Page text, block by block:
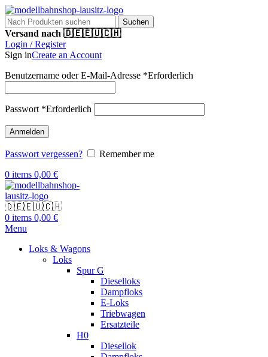
Suchen
Versand nach 🇩🇪🇪🇺🇨🇭
Login / Register
Sign inCreate an Account
Benutzername oder E-Mail-Adresse *Erforderlich
Passwort *Erforderlich
Anmelden
Passwort vergessen?
Remember me
0 items 0,00 €
🇩🇪🇪🇺🇨🇭
0 items 0,00 €
Menu
Loks & Wagons
Loks
Spur G
Dieselloks
Dampfloks
E-Loks
Triebwagen
Ersatzteile
H0
Diesellok